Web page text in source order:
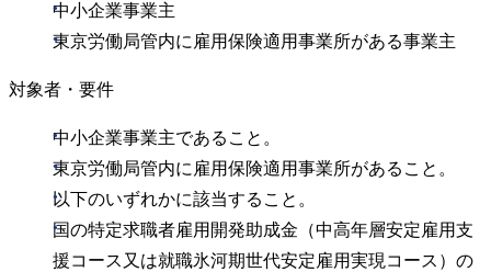
中小企業事業主
東京労働局管内に雇用保険適用事業所がある事業主
対象者・要件
中小企業事業主であること。
東京労働局管内に雇用保険適用事業所があること。
以下のいずれかに該当すること。
国の特定求職者雇用開発助成金（中高年層安定雇用支
援コース又は就職氷河期世代安定雇用実現コース）の